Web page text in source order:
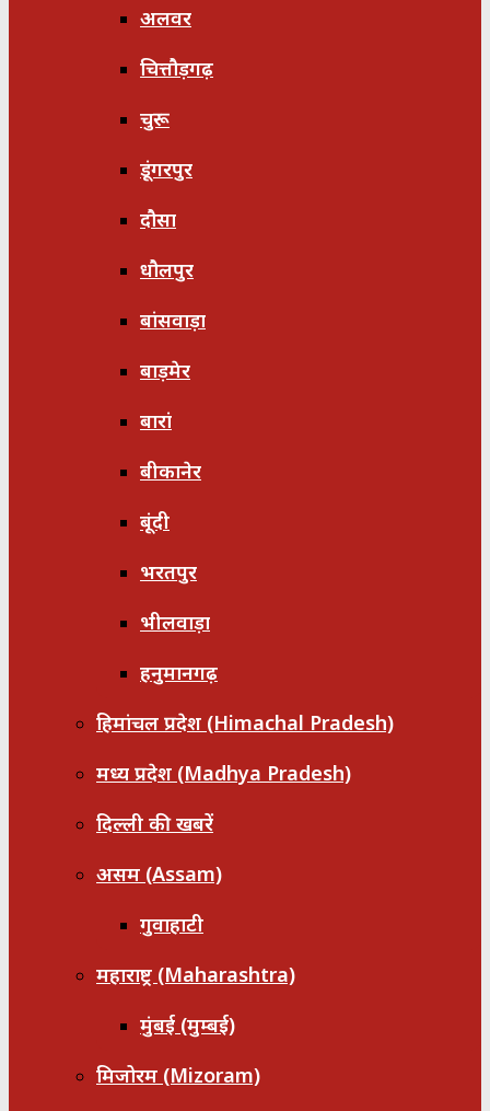
अलवर
चित्तौड़गढ़
चुरू
डूंगरपुर
दौसा
धौलपुर
बांसवाड़ा
बाड़मेर
बारां
बीकानेर
बूंदी
भरतपुर
भीलवाड़ा
हनुमानगढ़
हिमांचल प्रदेश (Himachal Pradesh)
मध्य प्रदेश (Madhya Pradesh)
दिल्ली की खबरें
असम (Assam)
गुवाहाटी
महाराष्ट्र (Maharashtra)
मुंबई (मुम्बई)
मिजोरम (Mizoram)